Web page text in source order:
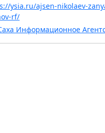
ysia.ru/ajsen-nikolaev-
rf/
Информационное